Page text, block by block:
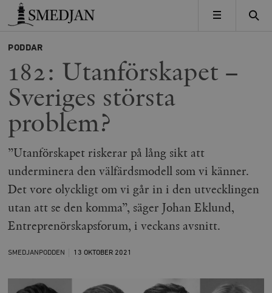
Timbro
MENY
PODDAR
182: Utanförskapet –
Sveriges största
problem?
”Utanförskapet riskerar på lång sikt att
underminera den välfärdsmodell som vi känner.
Det vore olyckligt om vi går in i den utvecklingen
utan att se den komma”, säger Johan Eklund,
Entreprenörskapsforum, i veckans avsnitt.
SMEDJANPODDEN 13 OKTOBER 2021